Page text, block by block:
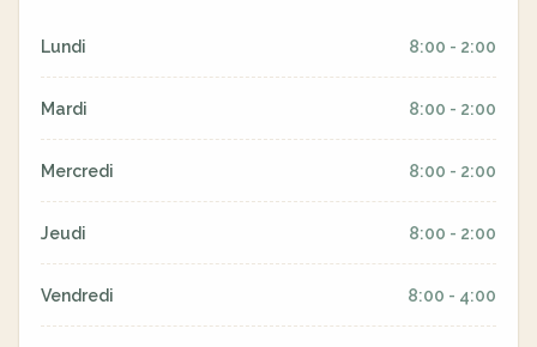
Lundi 8:00 - 2:00
Mardi 8:00 - 2:00
Mercredi 8:00 - 2:00
Jeudi 8:00 - 2:00
Vendredi 8:00 - 4:00